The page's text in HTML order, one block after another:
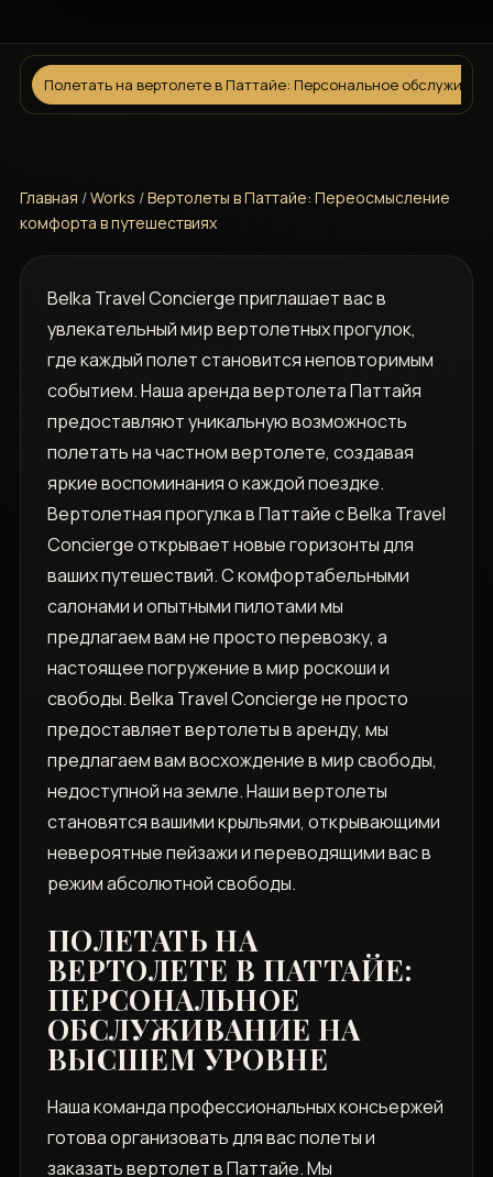
Полетать на вертолете в Паттайе: Персональное
Главная /Works /Вертолеты в Паттайе: Переосмысление
комфорта в путешествиях
Belka Travel Concierge приглашает вас в
увлекательный мир вертолетных прогулок,
где каждый полет становится неповторимым
событием. Наша аренда вертолета Паттайя
предоставляют уникальную возможность
полетать на частном вертолете, создавая
яркие воспоминания о каждой поездке.
Вертолетная прогулка в Паттайе с Belka Travel
Concierge открывает новые горизонты для
ваших путешествий. С комфортабельными
салонами и опытными пилотами мы
предлагаем вам не просто перевозку, а
настоящее погружение в мир роскоши и
свободы. Belka Travel Concierge не просто
предоставляет вертолеты в аренду, мы
предлагаем вам восхождение в мир свободы,
недоступной на земле. Наши вертолеты
становятся вашими крыльями, открывающими
невероятные пейзажи и переводящими вас в
режим абсолютной свободы.
ПОЛЕТАТЬ НА
ВЕРТОЛЕТЕ В ПАТТАЙЕ:
ПЕРСОНАЛЬНОЕ
ОБСЛУЖИВАНИЕ НА
ВЫСШЕМ УРОВНЕ
Наша команда профессиональных консьержей
готова организовать для вас полеты и
заказать вертолет в Паттайе. Мы